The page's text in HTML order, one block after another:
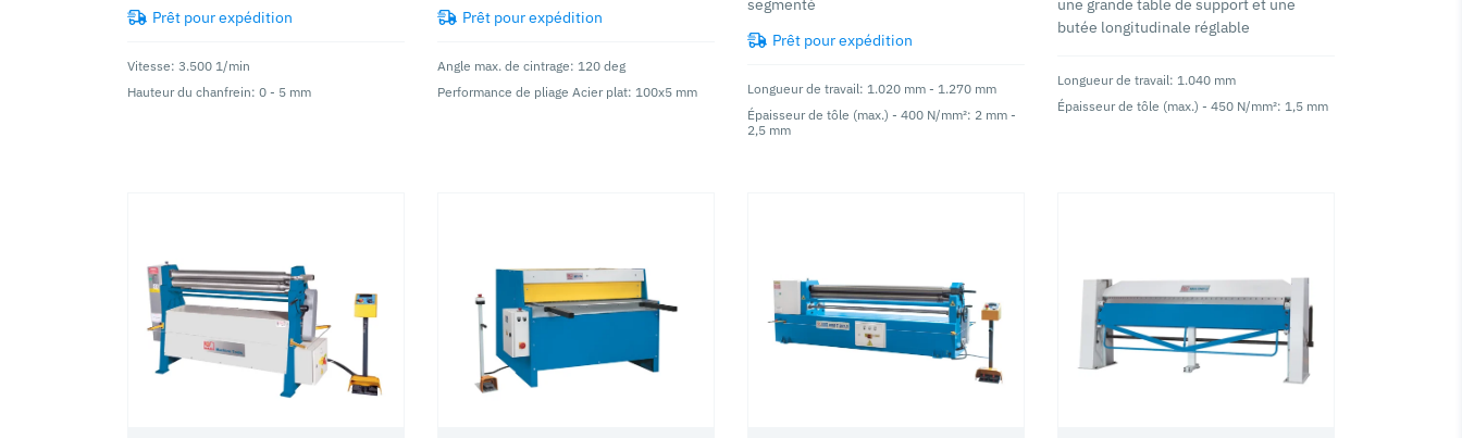
Prêt pour expédition
Vitesse: 3.500 1/min
Hauteur du chanfrein: 0 - 5 mm
Prêt pour expédition
Angle max. de cintrage: 120 deg
Performance de pliage Acier plat: 100x5 mm
segmenté
Prêt pour expédition
Longueur de travail: 1.020 mm - 1.270 mm
Épaisseur de tôle (max.) - 400 N/mm²: 2 mm -
2,5 mm
une grande table de support et une
butée longitudinale réglable
Longueur de travail: 1.040 mm
Épaisseur de tôle (max.) - 450 N/mm²: 1,5 mm